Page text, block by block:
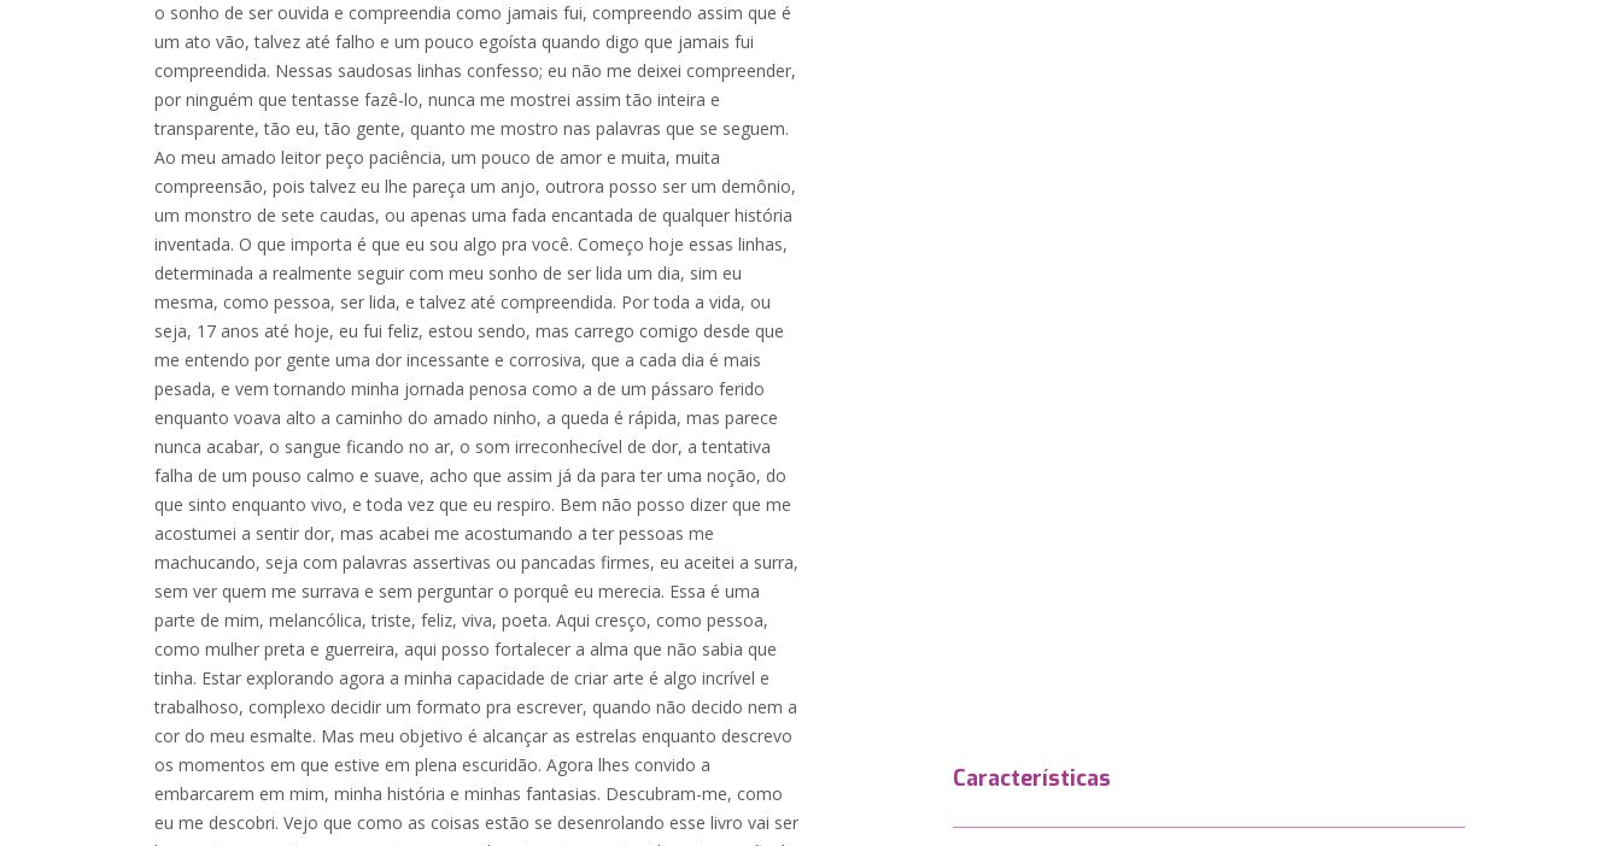
o sonho de ser ouvida e compreendia como jamais fui, compreendo assim que é
um ato vão, talvez até falho e um pouco egoísta quando digo que jamais fui
compreendida. Nessas saudosas linhas confesso; eu não me deixei compreender,
por ninguém que tentasse fazê-lo, nunca me mostrei assim tão inteira e
transparente, tão eu, tão gente, quanto me mostro nas palavras que se seguem.
Ao meu amado leitor peço paciência, um pouco de amor e muita, muita
compreensão, pois talvez eu lhe pareça um anjo, outrora posso ser um demônio,
um monstro de sete caudas, ou apenas uma fada encantada de qualquer história
inventada. O que importa é que eu sou algo pra você. Começo hoje essas linhas,
determinada a realmente seguir com meu sonho de ser lida um dia, sim eu
mesma, como pessoa, ser lida, e talvez até compreendida. Por toda a vida, ou
seja, 17 anos até hoje, eu fui feliz, estou sendo, mas carrego comigo desde que
me entendo por gente uma dor incessante e corrosiva, que a cada dia é mais
pesada, e vem tornando minha jornada penosa como a de um pássaro ferido
enquanto voava alto a caminho do amado ninho, a queda é rápida, mas parece
nunca acabar, o sangue ficando no ar, o som irreconhecível de dor, a tentativa
falha de um pouso calmo e suave, acho que assim já da para ter uma noção, do
que sinto enquanto vivo, e toda vez que eu respiro. Bem não posso dizer que me
acostumei a sentir dor, mas acabei me acostumando a ter pessoas me
machucando, seja com palavras assertivas ou pancadas firmes, eu aceitei a surra,
sem ver quem me surrava e sem perguntar o porquê eu merecia. Essa é uma
parte de mim, melancólica, triste, feliz, viva, poeta. Aqui cresço, como pessoa,
como mulher preta e guerreira, aqui posso fortalecer a alma que não sabia que
tinha. Estar explorando agora a minha capacidade de criar arte é algo incrível e
trabalhoso, complexo decidir um formato pra escrever, quando não decido nem a
cor do meu esmalte. Mas meu objetivo é alcançar as estrelas enquanto descrevo
os momentos em que estive em plena escuridão. Agora lhes convido a
embarcarem em mim, minha história e minhas fantasias. Descubram-me, como
eu me descobri. Vejo que como as coisas estão se desenrolando esse livro vai ser
Características